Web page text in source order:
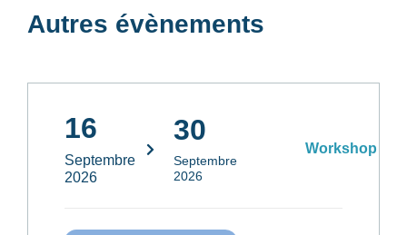
Autres évènements
16
Septembre
2026
30
Septembre
2026
Workshop